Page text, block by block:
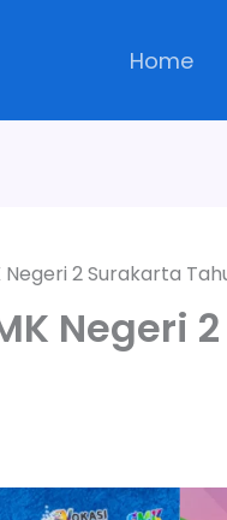
Home
Negeri 2 Surakarta
Negeri